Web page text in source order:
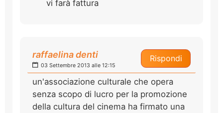
vi farà fattura
Rispondi
raffaelina denti
03 Settembre 2013 alle 12:15
un'associazione culturale che opera
senza scopo di lucro per la promozione
della cultura del cinema ha firmato una